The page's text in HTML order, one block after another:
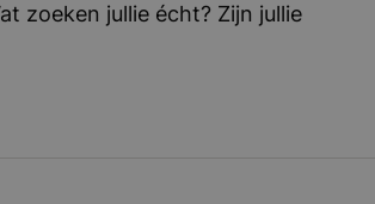
zoeken jullie écht? Zijn jullie